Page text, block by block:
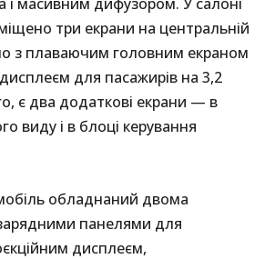
три екрани на центральній
з плаваючим головним екраном
для пасажирів на 3,2
є два додаткові екрани — в
виду і в блоці керування
обладнаний двома
панелями для
дисплеєм,